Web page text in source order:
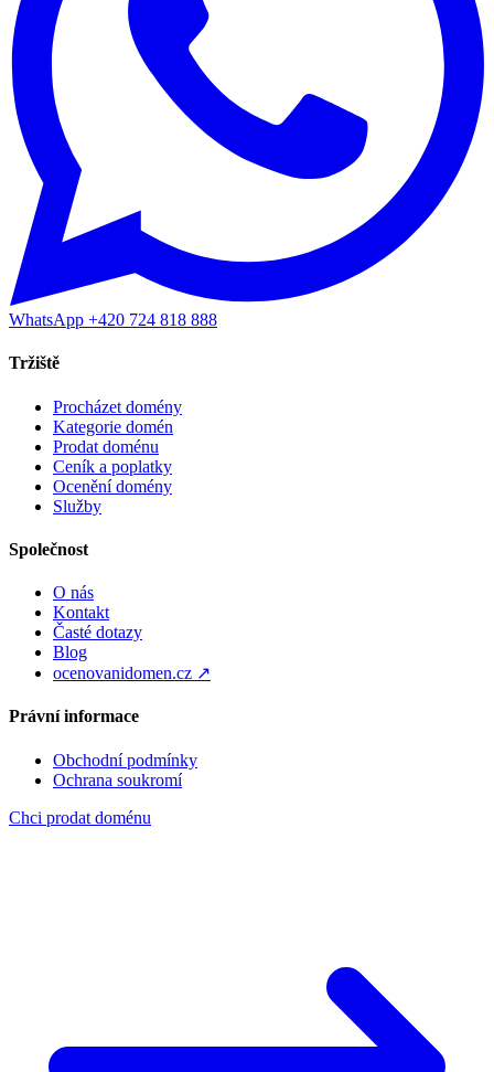
WhatsApp +420 724 818 888
Tržiště
Procházet domény
Kategorie domén
Prodat doménu
Ceník a poplatky
Ocenění domény
Služby
Společnost
O nás
Kontakt
Časté dotazy
Blog
ocenovanidomen.cz ↗
Právní informace
Obchodní podmínky
Ochrana soukromí
Chci prodat doménu